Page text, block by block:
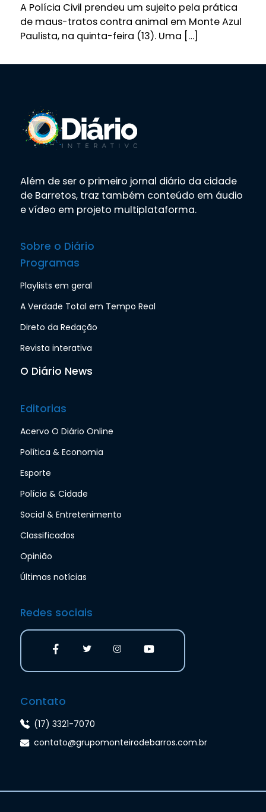
A Polícia Civil prendeu um sujeito pela prática
de maus-tratos contra animal em Monte Azul
Paulista, na quinta-feira (13). Uma […]
Além de ser o primeiro jornal diário da cidade
de Barretos, traz também conteúdo em áudio
e vídeo em projeto multiplataforma.
Sobre o Diário
Programas
Playlists em geral
A Verdade Total em Tempo Real
Direto da Redação
Revista interativa
O Diário News
Editorias
Acervo O Diário Online
Política & Economia
Esporte
Polícia & Cidade
Social & Entretenimento
Classificados
Opinião
Últimas notícias
Redes sociais
Contato
(17) 3321-7070
contato@grupomonteirodebarros.com.br